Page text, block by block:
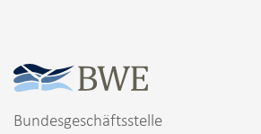
Bundesgeschäftsstelle